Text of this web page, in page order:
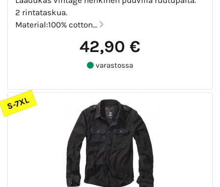
2 rintataskua.
Material:100% cotton...
42,90 €
varastossa
S-7XL